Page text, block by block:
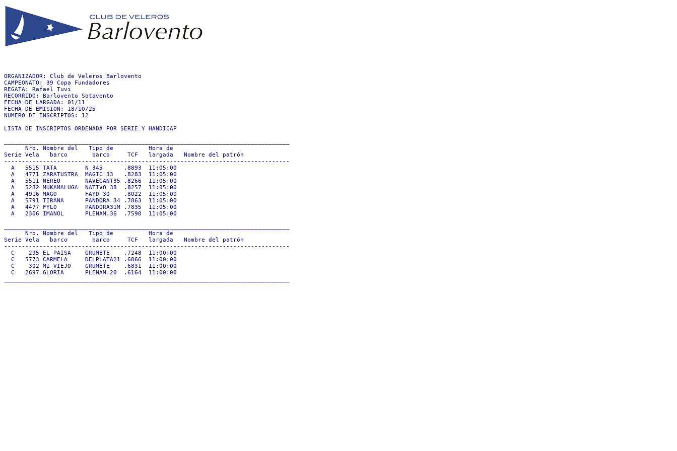
ORGANIZADOR: Club de Veleros Barlovento
CAMPEONATO: 39 Copa Fundadores
REGATA: Rafael Tuvi
RECORRIDO: Barlovento Sotavento
FECHA DE LARGADA: 01/11
FECHA DE EMISION: 18/10/25
NUMERO DE INSCRIPTOS: 12
LISTA DE INSCRIPTOS ORDENADA POR SERIE Y HANDICAP
      Nro. Nombre del   Tipo de          Hora de
Serie Vela   barco       barco     TCF   largada   Nombre del patrón
---------------------------------------------------------------------------------
  A   5515 TATA        N 345      .8893  11:05:00
  A   4771 ZARATUSTRA  MAGIC 33   .8283  11:05:00
  A   5511 NEREO       NAVEGANT35 .8266  11:05:00
  A   5282 MUKAMALUGA  NATIVO 38  .8257  11:05:00
  A   4916 MAGO        FAYD 30    .8022  11:05:00
  A   5791 TIRANA      PANDORA 34 .7863  11:05:00
  A   4477 FYLO        PANDORA31M .7835  11:05:00
  A   2306 IMANOL      PLENAM.36  .7590  11:05:00
      Nro. Nombre del   Tipo de          Hora de
Serie Vela   barco       barco     TCF   largada   Nombre del patrón
---------------------------------------------------------------------------------
  C    295 EL PAISA    GRUMETE    .7248  11:00:00
  C   5773 CARMELA     DELPLATA21 .6866  11:00:00
  C    302 MI VIEJO    GRUMETE    .6831  11:00:00
  C   2697 GLORIA      PLENAM.20  .6164  11:00:00